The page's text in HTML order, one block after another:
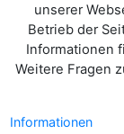
unserer
Betrieb der
Informationen
Weitere Fragen
Informationen